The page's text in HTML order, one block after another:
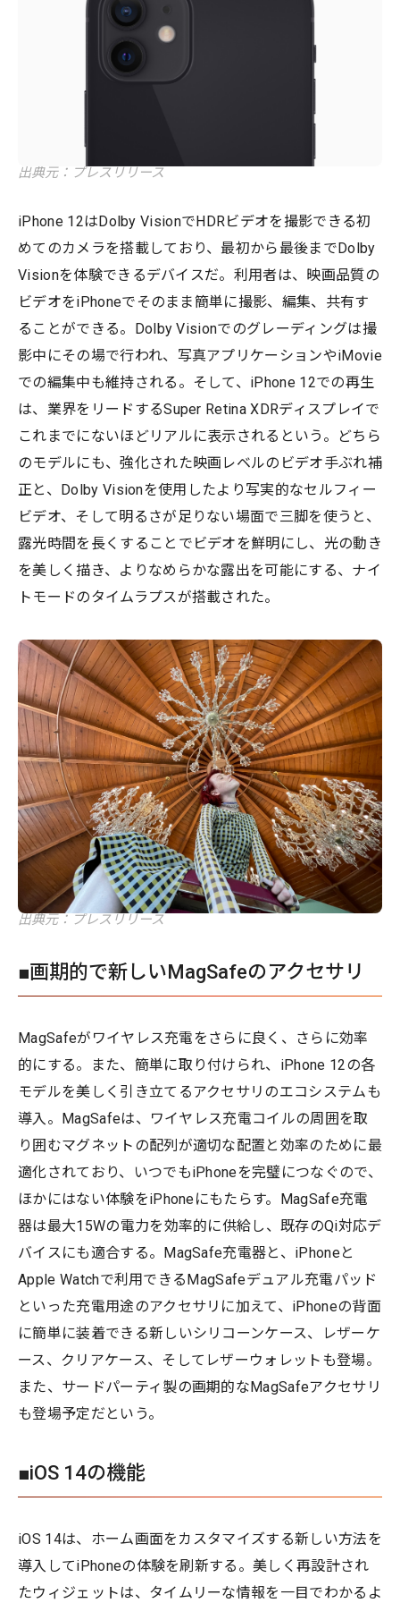
出典元：プレスリリース
iPhone 12はDolby VisionでHDRビデオを撮影できる初
めてのカメラを搭載しており、最初から最後までDolby
Visionを体験できるデバイスだ。利用者は、映画品質の
ビデオをiPhoneでそのまま簡単に撮影、編集、共有す
ることができる。Dolby Visionでのグレーディングは撮
影中にその場で行われ、写真アプリケーションやiMovie
での編集中も維持される。そして、iPhone 12での再生
は、業界をリードするSuper Retina XDRディスプレイで
これまでにないほどリアルに表示されるという。どちら
のモデルにも、強化された映画レベルのビデオ手ぶれ補
正と、Dolby Visionを使用したより写実的なセルフィー
ビデオ、そして明るさが足りない場面で三脚を使うと、
露光時間を長くすることでビデオを鮮明にし、光の動き
を美しく描き、よりなめらかな露出を可能にする、ナイ
トモードのタイムラプスが搭載された。
出典元：プレスリリース
■画期的で新しいMagSafeのアクセサリ
MagSafeがワイヤレス充電をさらに良く、さらに効率
的にする。また、簡単に取り付けられ、iPhone 12の各
モデルを美しく引き立てるアクセサリのエコシステムも
導入。MagSafeは、ワイヤレス充電コイルの周囲を取
り囲むマグネットの配列が適切な配置と効率のために最
適化されており、いつでもiPhoneを完璧につなぐので、
ほかにはない体験をiPhoneにもたらす。MagSafe充電
器は最大15Wの電力を効率的に供給し、既存のQi対応デ
バイスにも適合する。MagSafe充電器と、iPhoneと
Apple Watchで利用できるMagSafeデュアル充電パッド
といった充電用途のアクセサリに加えて、iPhoneの背面
に簡単に装着できる新しいシリコーンケース、レザーケ
ース、クリアケース、そしてレザーウォレットも登場。
また、サードパーティ製の画期的なMagSafeアクセサリ
も登場予定だという。
■iOS 14の機能
iOS 14は、ホーム画面をカスタマイズする新しい方法を
導入してiPhoneの体験を刷新する。美しく再設計され
たウィジェットは、タイムリーな情報を一目でわかるよ